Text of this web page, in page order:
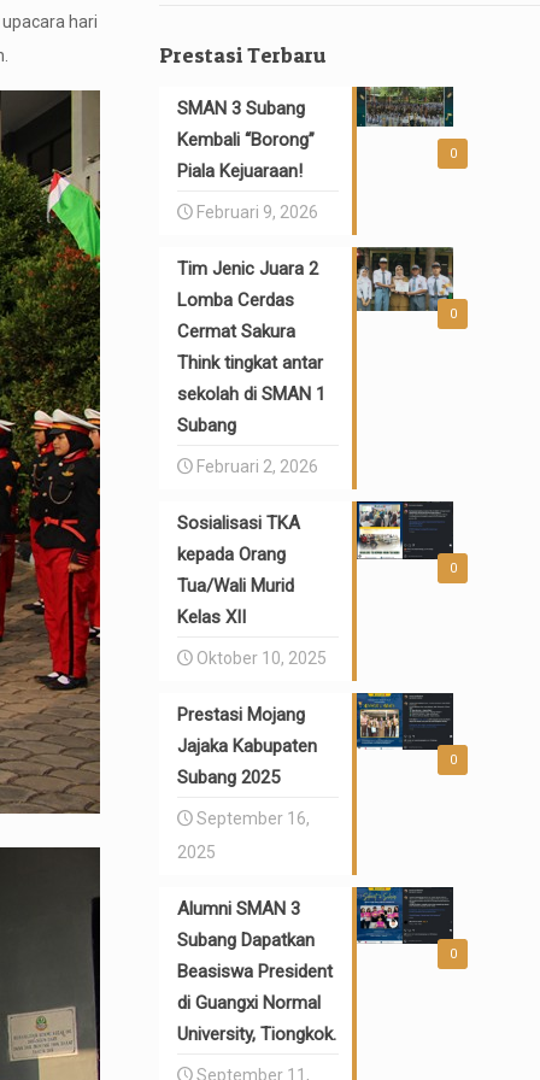
hari
Prestasi Terbaru
0
SMAN 3 Subang
Kembali “Borong”
Piala Kejuaraan!
Februari 9, 2026
0
Tim Jenic Juara 2
Lomba Cerdas
Cermat Sakura
Think tingkat antar
sekolah di SMAN 1
Subang
Februari 2, 2026
0
Sosialisasi TKA
kepada Orang
Tua/Wali Murid
Kelas XII
Oktober 10, 2025
0
Prestasi Mojang
Jajaka Kabupaten
Subang 2025
September 16,
2025
0
Alumni SMAN 3
Subang Dapatkan
Beasiswa President
di Guangxi Normal
University, Tiongkok.
September 11,